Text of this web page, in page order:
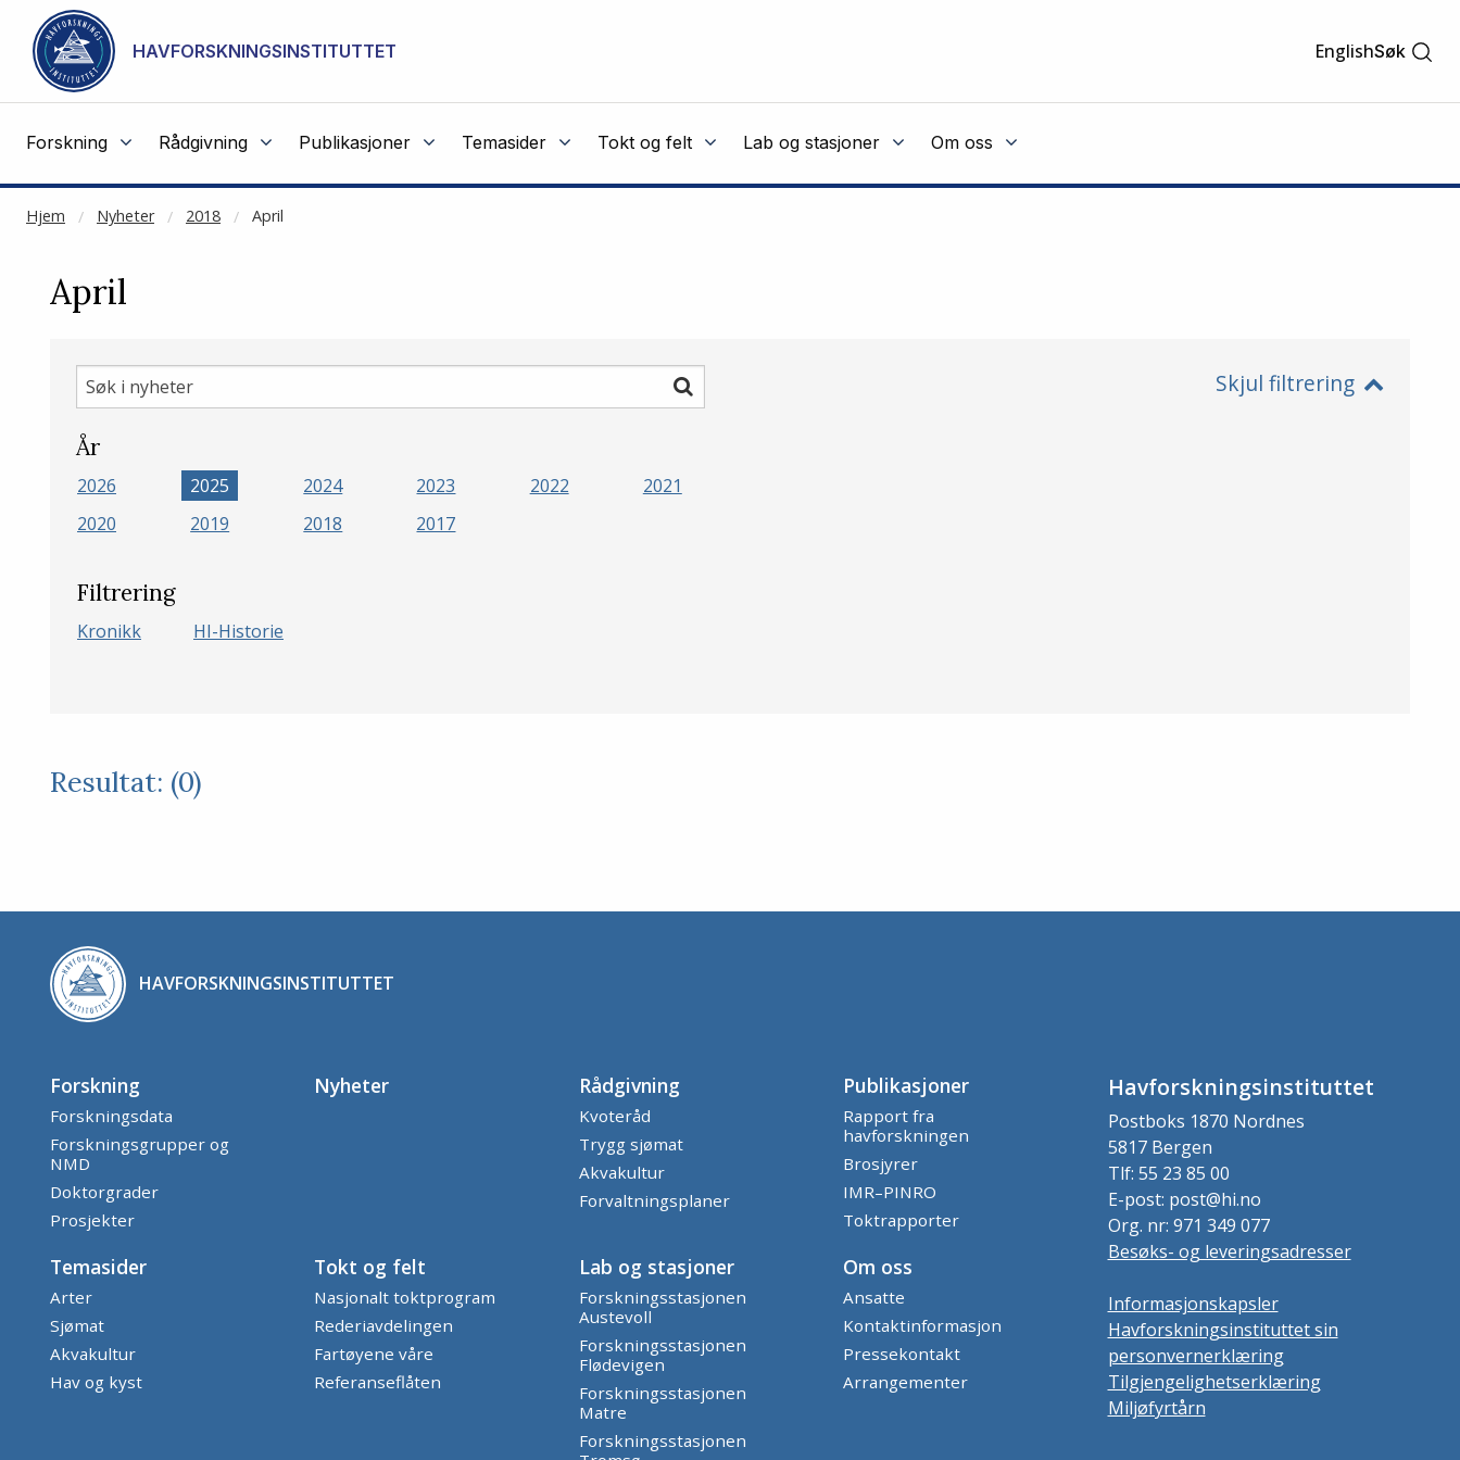
Gå til hovedinnhold
HAVFORSKNINGSINSTITUTTET EnglishSøk
Forskning Rådgivning Publikasjoner Temasider Tokt og felt Lab og stasjoner Om oss
Hjem Nyheter 2018 April
NOT CACHED
April
Søk
i
nyheter
Søk Skjul filtrering
År
2026 2025 2024 2023 2022
2021
2020
2019 2018 2017
Filtrering
Kronikk HI-Historie
Resultat: (0)
HAVFORSKNINGSINSTITUTTET
Forskning
Forskningsdata
Forskningsgrupper og
NMD
Doktorgrader
Prosjekter
Nyheter Rådgivning
Kvoteråd
Trygg sjømat
Akvakultur
Forvaltningsplaner
Publikasjoner
Rapport fra
havforskningen
Brosjyrer
IMR–PINRO
Toktrapporter
Temasider
Arter
Sjømat
Akvakultur
Hav og kyst
Tokt og felt
Nasjonalt toktprogram
Rederiavdelingen
Fartøyene våre
Referanseflåten
Lab og stasjoner
Forskningsstasjonen
Austevoll
Forskningsstasjonen
Flødevigen
Forskningsstasjonen
Matre
Forskningsstasjonen
Om oss
Ansatte
Kontaktinformasjon
Pressekontakt
Arrangementer
Havforskningsinstituttet
Postboks 1870 Nordnes
5817 Bergen
Tlf: 55 23 85 00
E-post: post@hi.no
Org. nr: 971 349 077
Besøks- og leveringsadresser
Informasjonskapsler
Havforskningsinstituttet sin
personvernerklæring
Tilgjengelighetserklæring
Miljøfyrtårn